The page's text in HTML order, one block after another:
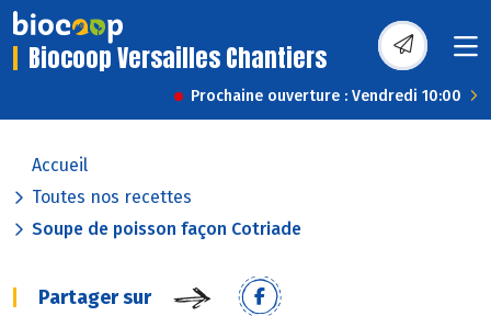
Biocoop Versailles Chantiers
Prochaine ouverture : Vendredi 10:00
Accueil
Toutes nos recettes
Soupe de poisson façon Cotriade
Partager sur